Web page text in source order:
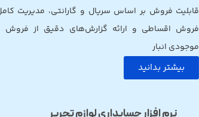
قابلیت فروش بر اساس سریال و گارانتی، مدیریت
فروش اقساطی و ارائه گزارش‌های دقیق از فروش
موجودی انبار
بیشتر بدانید